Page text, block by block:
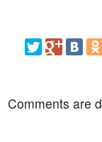
Comments are